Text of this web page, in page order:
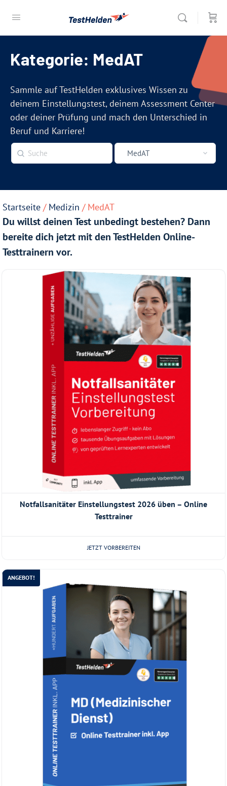
Kategorie: MedAT
Sammle auf TestHelden exklusives Wissen zu
deinem Einstellungstest, deinem Assessment Center
oder deiner Prüfung und mach den Unterschied in
Beruf und Karriere!
Startseite / Medizin / MedAT
Du willst deinen Test unbedingt bestehen? Dann
bereite dich jetzt mit den TestHelden Online-
Testtrainern vor.
Notfallsanitäter Einstellungstest 2026 üben – Online
Testtrainer
JETZT VORBEREITEN
ANGEBOT!